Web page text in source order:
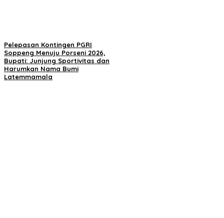
Pelepasan Kontingen PGRI
Soppeng Menuju Porseni 2026,
Bupati: Junjung Sportivitas dan
Harumkan Nama Bumi
Latemmamala